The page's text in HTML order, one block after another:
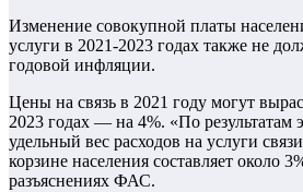
Изменение совокупной платы
услуги в 2021-2023 годах также не
годовой инфляции.
Цены на связь в 2021 году могут
2023 годах — на 4%. «По результатам
удельный вес расходов на услуги
корзине населения составляет около
разъяснениях ФАС.